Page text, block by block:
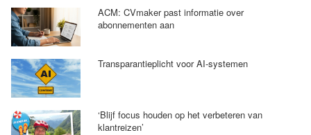
ACM: CVmaker past informatie over
abonnementen aan
Transparantieplicht voor AI-systemen
‘Blijf focus houden op het verbeteren van
klantreizen’